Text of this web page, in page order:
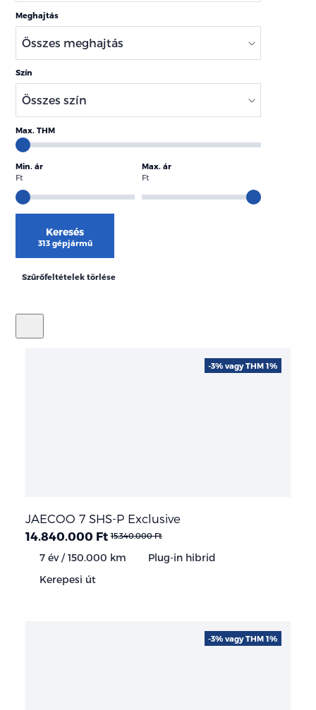
Meghajtás
Szín
Max. THM
Min. ár
Ft
Max. ár
Ft
Keresés
313 gépjármű
Szűrőfeltételek törlése
JAECOO 7 SHS-P Exclusive
14.840.000 Ft 15.340.000 Ft
7 év / 150.000 km
Plug-in hibrid
Kerepesi út
-3% vagy THM 1%
-3% vagy THM 1%